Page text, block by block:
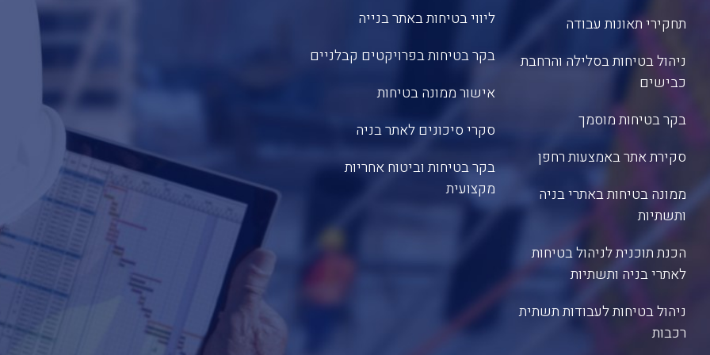
תחקירי תאונות עבודה
ניהול בטיחות בסלילה והרחבת
כבישים
בקר בטיחות מוסמך
סקירת אתר באמצעות רחפן
ממונה בטיחות באתרי בניה
ותשתיות
הכנת תוכנית לניהול בטיחות
לאתרי בניה ותשתיות
ניהול בטיחות לעבודות תשתית
רכבות
ליווי בטיחות באתר בנייה
בקר בטיחות בפרויקטים קבלניים
אישור ממונה בטיחות
סקרי סיכונים לאתר בניה
בקר בטיחות וביטוח אחריות
מקצועית